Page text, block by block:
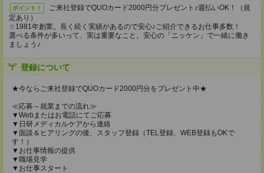
ポイント！
ご来社登録でQUOカード2000円分プレゼント♪週払いOK！（規
定あり）
☆1981年創業。長く続く実績があるので安心♪ご紹介できるお仕事多数！
選べる条件が多いって、実は重要なこと。安心の「ニッケン」で一緒に働き
ましょう♪
登録について
★今ならご来社登録でQUOカード2000円分をプレゼント中★
≪応募～就業までの流れ≫
▼Webまたはお電話にてご応募
▼日研メディカルケアから連絡
▼面談＆ヒアリングの後、スタッフ登録（TEL登録、WEB登録もOKで
す！）
▼お仕事情報の提供
▼職場見学
▼お仕事スタート